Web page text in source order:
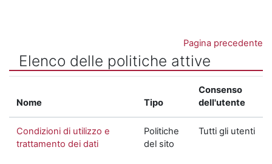
Pagina precedente
Elenco delle politiche attive
Nome Tipo
Consenso
dell'utente
Condizioni di utilizzo e
trattamento dei dati
Politiche
del sito
Tutti gli utenti